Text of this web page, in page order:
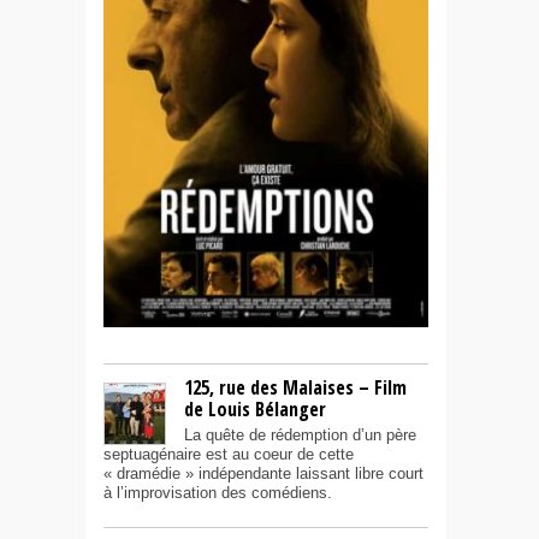
125, rue des Malaises – Film
de Louis Bélanger
La quête de rédemption d’un père
septuagénaire est au coeur de cette
« dramédie » indépendante laissant libre court
à l’improvisation des comédiens.